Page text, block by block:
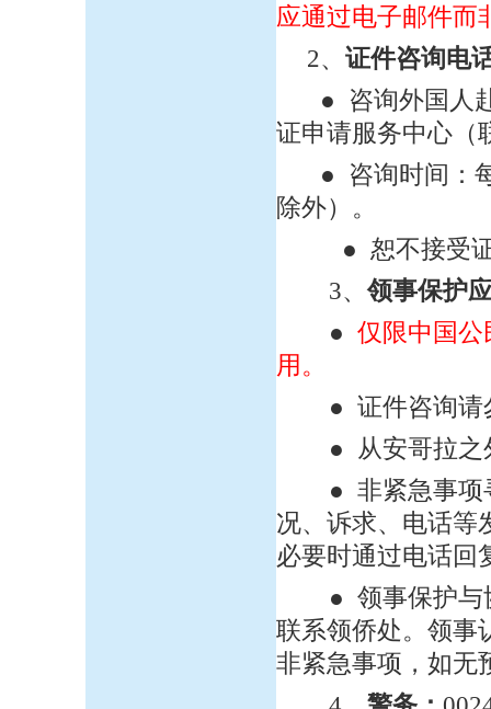
应通过电子邮件而
2、 证件咨询电
● 咨询外国人
证申请服务中心（
● 咨询时间：
除外）。
● 恕不接受证
3、领事保护
● 仅限中国公
用。
● 证件咨询请
● 从安哥拉之外
● 非紧急事项寻
况、诉求、电话等
必要时通过电话回
● 领事保护与
联系领侨处。领事
非紧急事项，如无